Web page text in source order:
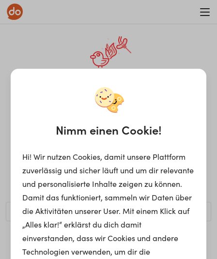
¡Ay, caramba! Seite nicht
gefunden.
Ups, die gewünschte Seite kann nicht gefunden werden.
Möchtest du nach einem bestimmten Begriff suchen?
Homepage
Nimm einen Cookie!
Hi! Wir nutzen Cookies, damit unsere Plattform
zuverlässig und sicher läuft und um dir relevante
und personalisierte Inhalte zeigen zu können.
Damit das funktioniert, sammeln wir Daten über
die Aktivitäten unserer User. Mit einem Klick auf
„Alles klar!“ erklärst du dich damit
einverstanden, dass wir Cookies und andere
Technologien verwenden, um dir die